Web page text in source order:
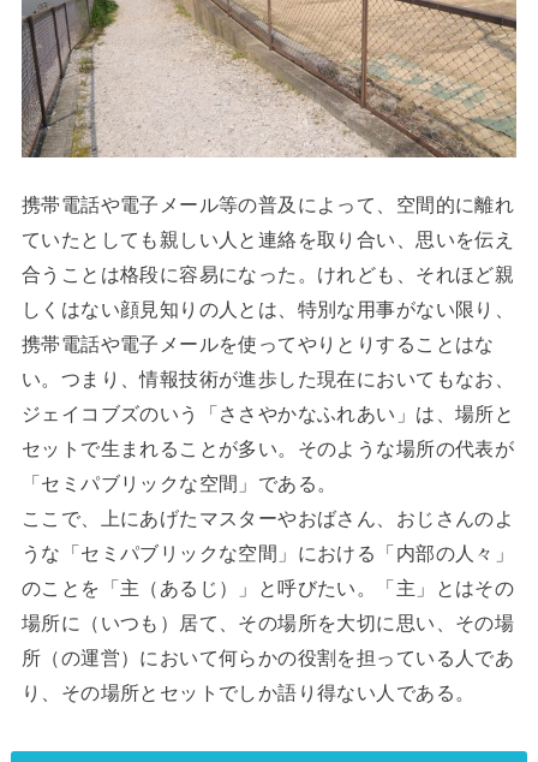
携帯電話や電子メール等の普及によって、空間的に離れ
ていたとしても親しい人と連絡を取り合い、思いを伝え
合うことは格段に容易になった。けれども、それほど親
しくはない顔見知りの人とは、特別な用事がない限り、
携帯電話や電子メールを使ってやりとりすることはな
い。つまり、情報技術が進歩した現在においてもなお、
ジェイコブズのいう「ささやかなふれあい」は、場所と
セットで生まれることが多い。そのような場所の代表が
「セミパブリックな空間」である。
ここで、上にあげたマスターやおばさん、おじさんのよ
うな「セミパブリックな空間」における「内部の人々」
のことを「主（あるじ）」と呼びたい。「主」とはその
場所に（いつも）居て、その場所を大切に思い、その場
所（の運営）において何らかの役割を担っている人であ
り、その場所とセットでしか語り得ない人である。